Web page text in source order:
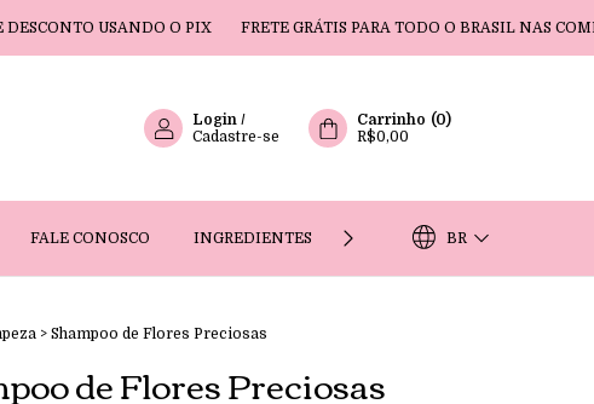
USANDO O PIX FRETE GRÁTIS PARA TODO O BRASIL NAS COMPRAS
Login /
Cadastre-se
Carrinho (0)
R$0,00
FALE CONOSCO INGREDIENTES NOSSA HISTÓRIA
BR
> Shampoo de Flores Preciosas
de Flores Preciosas